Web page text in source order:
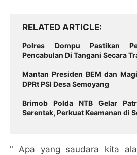
RELATED ARTICLE
Polres Dompu Pastikan
Pencabulan Di Tangani Secara
Mantan Presiden BEM dan
DPRt PSI Desa Semoyang
Brimob Polda NTB Gelar
Serentak, Perkuat Keamanan di
" Apa yang saudara kita